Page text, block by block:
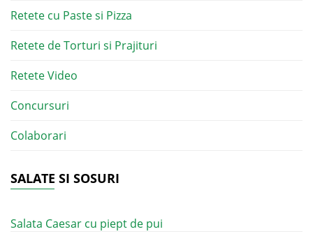
Retete cu Paste si Pizza
Retete de Torturi si Prajituri
Retete Video
Concursuri
Colaborari
SALATE SI SOSURI
Salata Caesar cu piept de pui